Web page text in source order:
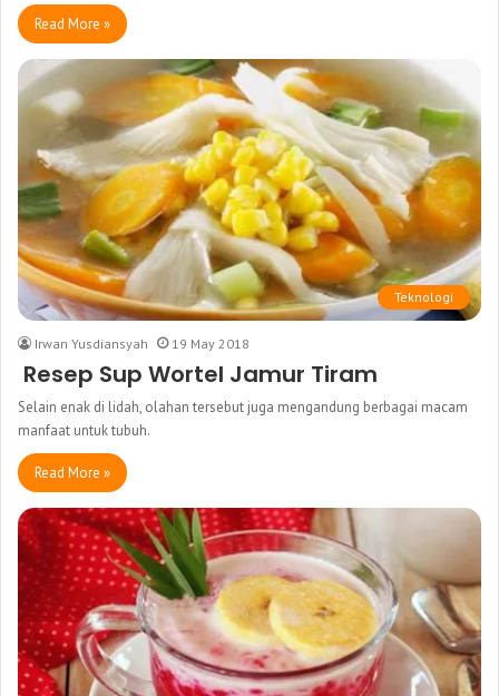
Read More »
Teknologi
Irwan Yusdiansyah 19 May 2018
Resep Sup Wortel Jamur Tiram
Selain enak di lidah, olahan tersebut juga mengandung berbagai macam
manfaat untuk tubuh.
Read More »